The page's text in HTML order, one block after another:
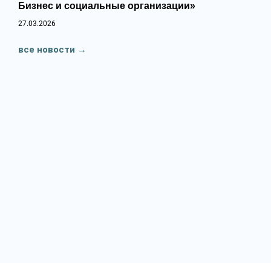
Бизнес и социальные организации»
27.03.2026
все новости →